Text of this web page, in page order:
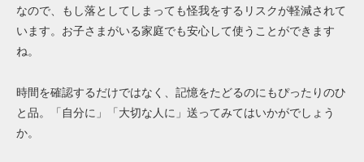
なので、もし落としてしまっても怪我をするリスクが軽減されて
います。お子さまがいる家庭でも安心して使うことができます
ね。
時間を確認するだけではなく、記憶をたどるのにもぴったりのひ
と品。「自分に」「大切な人に」送ってみてはいかがでしょう
か。